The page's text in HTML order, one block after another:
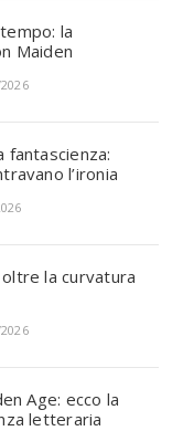
la
Maiden
fantascienza:
l’ironia
la curvatura
Age: ecco la
letteraria